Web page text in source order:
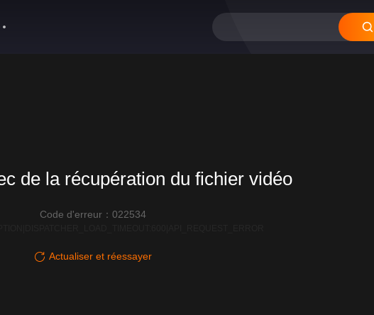
de la récupération du fichier vidéo
Code d'erreur：022534
Actualiser et réessayer